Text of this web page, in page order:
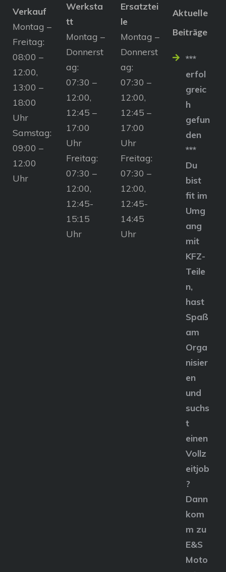
Verkauf
Montag –
Freitag:
08:00 –
12:00,
13:00 –
18:00
Uhr
Samstag:
09:00 –
12:00
Uhr
Werksta
tt
Montag –
Donnerst
ag:
07:30 –
12:00,
12:45 –
17:00
Uhr
Freitag:
07:30 –
12:00,
12:45-
15:15
Uhr
Ersatztei
le
Montag –
Donnerst
ag:
07:30 –
12:00,
12:45 –
17:00
Uhr
Freitag:
07:30 –
12:00,
12:45-
14:45
Uhr
Aktuelle
Beiträge
***
erfol
greic
h
gefun
den
***
Du
bist
fit im
Umg
ang
mit
KFZ-
Teile
n,
hast
Spaß
am
Orga
nisier
en
und
suchs
t
einen
Vollz
eitjob
?
Dann
kom
m zu
E&S
Moto